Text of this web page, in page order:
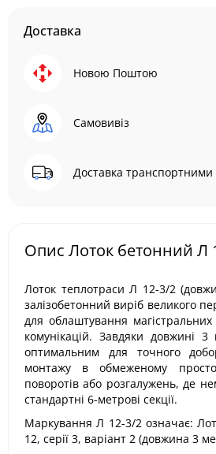
Доставка
Новою Поштою
Самовивіз
Доставка транспортними
Опис Лоток бетонний Л
Лоток теплотраси Л 12-3/2
залізобетонний виріб великого
для облаштування
комунікацій. Завдяки довжині
оптимальним для точного
монтажу в обмеженому
поворотів або розгалужень, де
стандартні 6-метрові секції.
Маркування Л 12-3/2 означає:
12, серії 3, варіант 2 (довжина 3